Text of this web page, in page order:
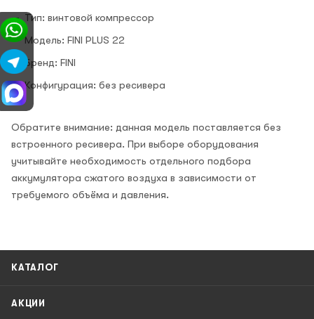
Тип: винтовой компрессор
Модель: FINI PLUS 22
Бренд: FINI
Конфигурация: без ресивера
Обратите внимание: данная модель поставляется без
встроенного ресивера. При выборе оборудования
учитывайте необходимость отдельного подбора
аккумулятора сжатого воздуха в зависимости от
требуемого объёма и давления.
КАТАЛОГ
АКЦИИ